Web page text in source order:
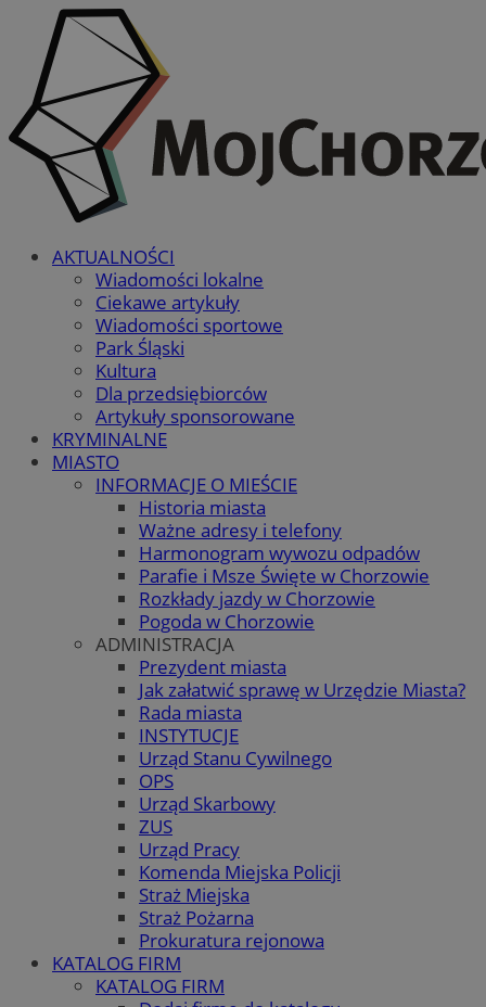
AKTUALNOŚCI
Wiadomości lokalne
Ciekawe artykuły
Wiadomości sportowe
Park Śląski
Kultura
Dla przedsiębiorców
Artykuły sponsorowane
KRYMINALNE
MIASTO
INFORMACJE O MIEŚCIE
Historia miasta
Ważne adresy i telefony
Harmonogram wywozu odpadów
Parafie i Msze Święte w Chorzowie
Rozkłady jazdy w Chorzowie
Pogoda w Chorzowie
ADMINISTRACJA
Prezydent miasta
Jak załatwić sprawę w Urzędzie Miasta?
Rada miasta
INSTYTUCJE
Urząd Stanu Cywilnego
OPS
Urząd Skarbowy
ZUS
Urząd Pracy
Komenda Miejska Policji
Straż Miejska
Straż Pożarna
Prokuratura rejonowa
KATALOG FIRM
KATALOG FIRM